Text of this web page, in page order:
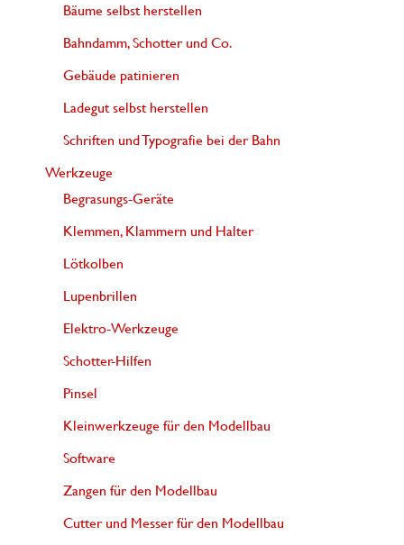
Bäume selbst herstellen
Bahndamm, Schotter und Co.
Gebäude patinieren
Ladegut selbst herstellen
Schriften und Typografie bei der Bahn
Werkzeuge
Begrasungs-Geräte
Klemmen, Klammern und Halter
Lötkolben
Lupenbrillen
Elektro-Werkzeuge
Schotter-Hilfen
Pinsel
Kleinwerkzeuge für den Modellbau
Software
Zangen für den Modellbau
Cutter und Messer für den Modellbau